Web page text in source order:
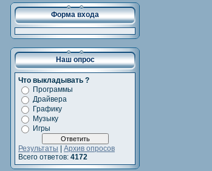
Форма входа
Наш опрос
Что выкладывать ?
Программы
Драйвера
Графику
Музыку
Игры
Результаты
Архив опросов
Всего ответов: 4172